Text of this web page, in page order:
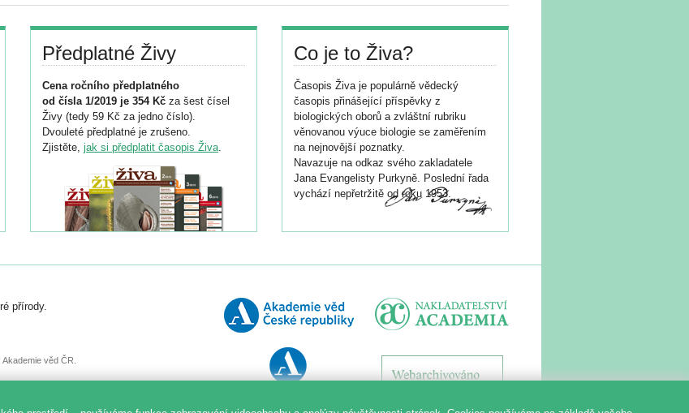
Předplatné Živy
Cena ročního předplatného
od čísla 1/2019 je 354 Kč za šest čísel
Živy (tedy 59 Kč za jedno číslo).
Dvouleté předplatné je zrušeno.
Zjistěte, jak si předplatit časopis Živa.
Co je to Živa?
Časopis Živa je populárně vědecký
časopis přinášející příspěvky z
biologických oborů a zvláštní rubriku
věnovanou výuce biologie se zaměřením
na nejnovější poznatky.
Navazuje na odkaz svého zakladatele
Jana Evangelisty Purkyně. Poslední řada
vychází nepřetržitě od roku 1953.
přírody.
věd ČR.